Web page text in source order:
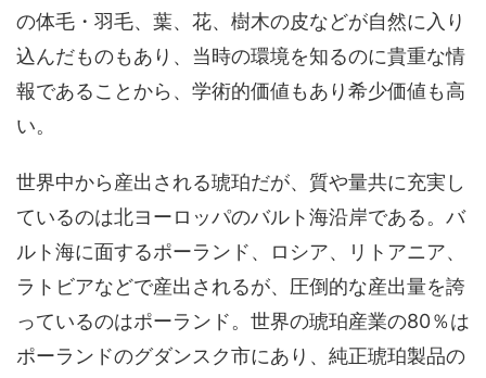
の体毛・羽毛、葉、花、樹木の皮などが自然に入り
込んだものもあり、当時の環境を知るのに貴重な情
報であることから、学術的価値もあり希少価値も高
い。
世界中から産出される琥珀だが、質や量共に充実し
ているのは北ヨーロッパのバルト海沿岸である。バ
ルト海に面するポーランド、ロシア、リトアニア、
ラトビアなどで産出されるが、圧倒的な産出量を誇
っているのはポーランド。世界の琥珀産業の80％は
ポーランドのグダンスク市にあり、純正琥珀製品の